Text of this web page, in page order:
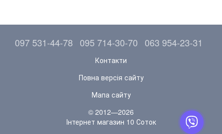
097 531-44-78 095 714-30-70 063 954-23-31
Контакти
Повна версія сайту
Мапа сайту
© 2012—2026
Інтернет магазин 10 Соток